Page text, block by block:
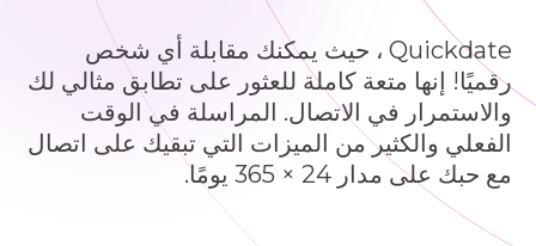
Quickdate ، حيث يمكنك مقابلة أي شخص
رقميًا! إنها متعة كاملة للعثور على تطابق مثالي لك
والاستمرار في الاتصال. المراسلة في الوقت
الفعلي والكثير من الميزات التي تبقيك على اتصال
مع حبك على مدار 24 × 365 يومًا.